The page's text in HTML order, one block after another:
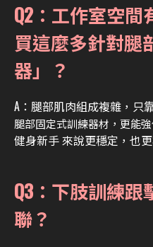
Q2：工作室空
買這麼多針對腿
器」？
A：腿部肌肉組成複雜，只
腿部固定式訓練器材，更能強
健身新手 來說更穩定，也
Q3：下肢訓練
聯？